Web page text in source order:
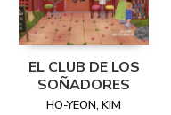
EL CLUB DE LOS
SOÑADORES
HO-YEON, KIM